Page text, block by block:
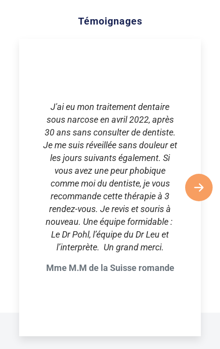
Témoignages
J'ai eu mon traitement dentaire
sous narcose en avril 2022, après
30 ans sans consulter de dentiste.
Je me suis réveillée sans douleur et
les jours suivants également. Si
vous avez une peur phobique
comme moi du dentiste, je vous
recommande cette thérapie à 3
rendez-vous. Je revis et souris à
nouveau. Une équipe formidable :
Le Dr Pohl, l’équipe du Dr Leu et
l’interprète. Un grand merci.
Mme M.M de la Suisse romande